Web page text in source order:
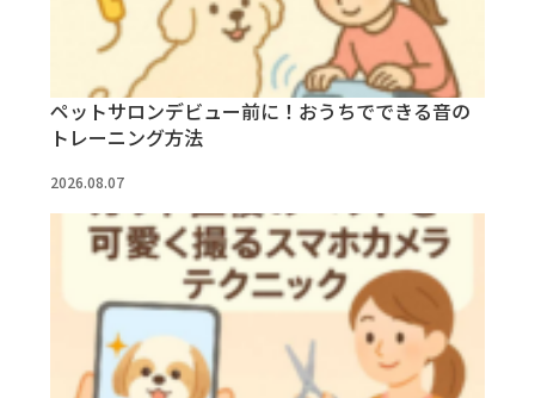
ペットサロンデビュー前に！おうちでできる音の
トレーニング方法
2026.08.07